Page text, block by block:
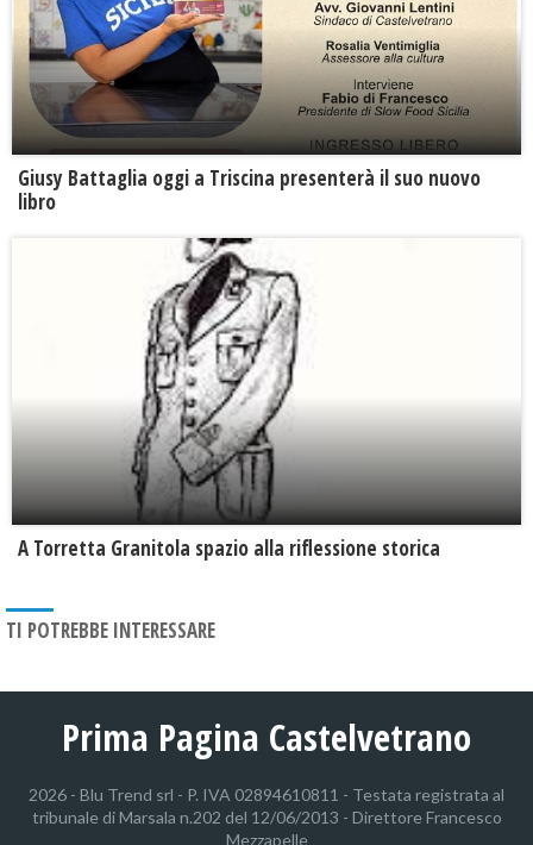
Giusy Battaglia oggi a Triscina presenterà il suo nuovo
libro
​A Torretta Granitola spazio alla riflessione storica
TI POTREBBE INTERESSARE
Prima Pagina Castelvetrano
2026 - Blu Trend srl - P. IVA 02894610811 - Testata registrata al
tribunale di Marsala n.202 del 12/06/2013 - Direttore Francesco
Mezzapelle